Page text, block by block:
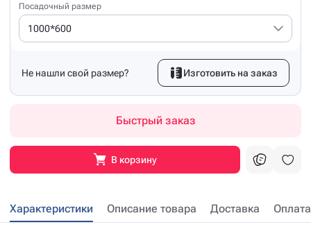
Посадочный размер
1000*600
Не нашли свой размер? Изготовить на заказ
Быстрый заказ
В корзину
Характеристики Описание товара Доставка Оплата